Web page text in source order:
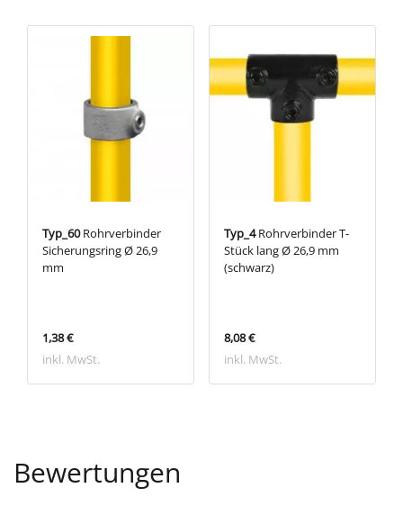
Typ_60Rohrverbinder
Sicherungsring Ø 26,9
mm
1,38 €
inkl. MwSt.
Typ_4Rohrverbinder T-
Stück lang Ø 26,9 mm
(schwarz)
8,08 €
inkl. MwSt.
Bewertungen